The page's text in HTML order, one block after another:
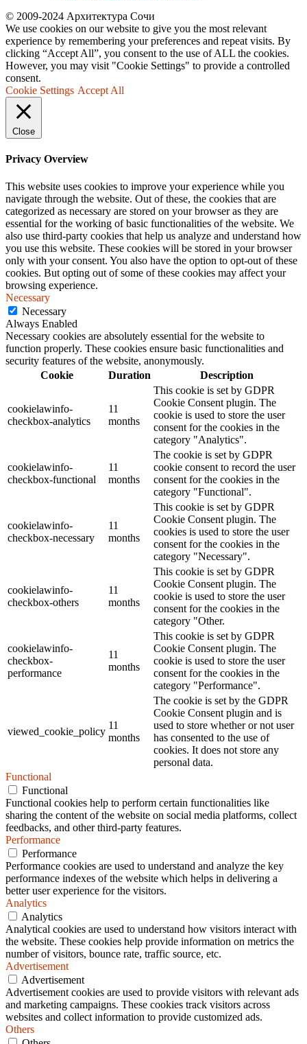
© 2009-2024 Архитектура Сочи
We use cookies on our website to give you the most relevant
experience by remembering your preferences and repeat visits. By
clicking “Accept All”, you consent to the use of ALL the cookies.
However, you may visit "Cookie Settings" to provide a controlled
consent.
Cookie Settings Accept All
Close
Privacy Overview
This website uses cookies to improve your experience while you
navigate through the website. Out of these, the cookies that are
categorized as necessary are stored on your browser as they are
essential for the working of basic functionalities of the website. We
also use third-party cookies that help us analyze and understand how
you use this website. These cookies will be stored in your browser
only with your consent. You also have the option to opt-out of these
cookies. But opting out of some of these cookies may affect your
browsing experience.
Necessary
Necessary
Always Enabled
Necessary cookies are absolutely essential for the website to
function properly. These cookies ensure basic functionalities and
security features of the website, anonymously.
Cookie
Duration Description
cookielawinfo-
checkbox-analytics
11
months
This cookie is set by GDPR
Cookie Consent plugin. The
cookie is used to store the user
consent for the cookies in the
category "Analytics".
cookielawinfo-
checkbox-functional
11
months
The cookie is set by GDPR
cookie consent to record the user
consent for the cookies in the
category "Functional".
cookielawinfo-
checkbox-necessary
11
months
This cookie is set by GDPR
Cookie Consent plugin. The
cookies is used to store the user
consent for the cookies in the
category "Necessary".
cookielawinfo-
checkbox-others
11
months
This cookie is set by GDPR
Cookie Consent plugin. The
cookie is used to store the user
consent for the cookies in the
category "Other.
cookielawinfo-
checkbox-
performance
11
months
This cookie is set by GDPR
Cookie Consent plugin. The
cookie is used to store the user
consent for the cookies in the
category "Performance".
viewed_cookie_policy
11
months
The cookie is set by the GDPR
Cookie Consent plugin and is
used to store whether or not user
has consented to the use of
cookies. It does not store any
personal data.
Functional
Functional
Functional cookies help to perform certain functionalities like
sharing the content of the website on social media platforms, collect
feedbacks, and other third-party features.
Performance
Performance
Performance cookies are used to understand and analyze the key
performance indexes of the website which helps in delivering a
better user experience for the visitors.
Analytics
Analytics
Analytical cookies are used to understand how visitors interact with
the website. These cookies help provide information on metrics the
number of visitors, bounce rate, traffic source, etc.
Advertisement
Advertisement
Advertisement cookies are used to provide visitors with relevant ads
and marketing campaigns. These cookies track visitors across
websites and collect information to provide customized ads.
Others